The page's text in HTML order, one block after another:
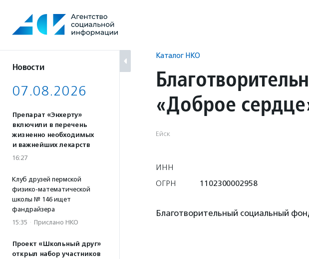
содержанию
Новости
07.08.2026
Препарат «Энхерту»
включили в перечень
жизненно необходимых
и важнейших лекарств
16:27
Клуб друзей пермской
физико-математической
школы № 146 ищет
фандрайзера
15:35 · Прислано НКО
Проект «Школьный друг»
открыл набор участников
Каталог НКО
«Доброе
Ейск
ИНН
ОГРН
1102300002958
Благотворительный социальный